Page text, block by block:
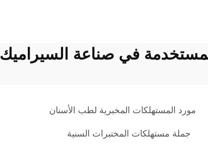
المستخدمة في صناعة السيراميك
مورد المستهلكات المخبرية لطب الأسنان
جملة مستهلكات المختبرات السنية